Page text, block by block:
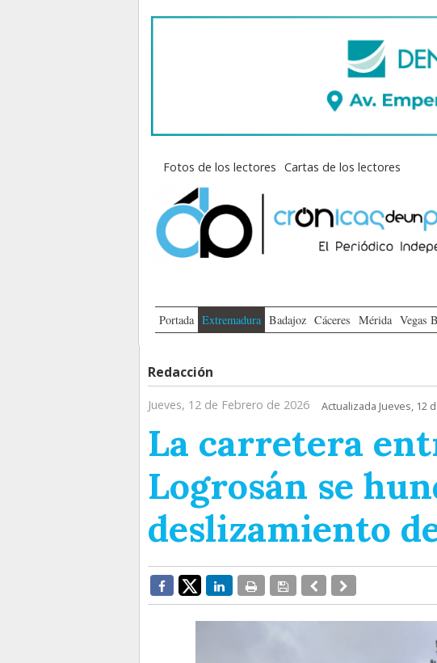
Fotos de los lectores Cartas de los lectores
Portada Extremadura Badajoz Cáceres Mérida Vegas
Redacción
Jueves, 12 de Febrero de 2026
Actualizada Jueves, 12
La carretera
Logrosán se
deslizamiento